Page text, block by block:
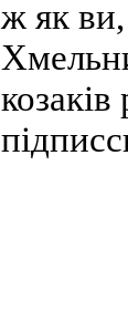
ж як ви,